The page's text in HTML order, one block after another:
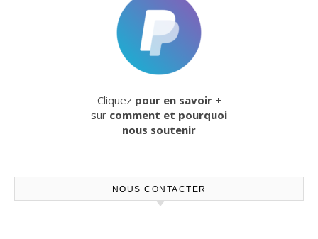
Cliquez pour en savoir +
sur comment et pourquoi
nous soutenir
NOUS CONTACTER